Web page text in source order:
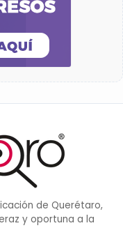
de Querétaro,
y oportuna a la